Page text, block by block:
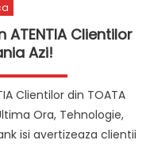
ATENTIA Clientilor
Azi!
Clientilor din TOATA
Ora, Tehnologie,
isi avertizeaza clientii